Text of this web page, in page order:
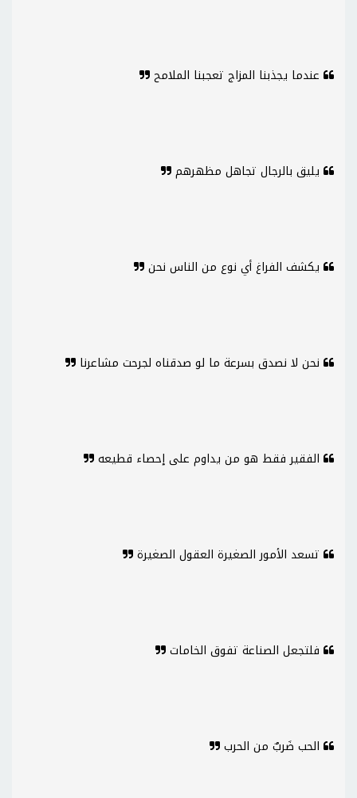
عندما يجذبنا المزاج تعجبنا الملامح
يليق بالرجال تجاهل مظهرهم
يكشف الفراغ أي نوع من الناس نحن
نحن لا نصدق بسرعة ما لو صدقناه لجرحت مشاعرنا
الفقير فقط هو من يداوم على إحصاء قطيعه
تسعد الأمور الصغيرة العقول الصغيرة
فلتجعل الصناعة تفوق الخامات
الحب ضَربٌ من الحرب